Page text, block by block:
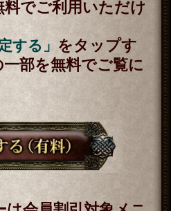
してご
る
ツ
運命好転/悲
破◆嬉野つば
年8月6月追加